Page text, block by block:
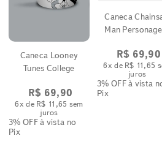
Caneca Looney
Tunes College
R$ 69,90
6x de R$ 11 ,65 sem
juros
3% OFFà vista no
Pix
Caneca
Man
R$ 69,90
6x de R$ 11 ,65
juros
3% OFFà vista
Pix